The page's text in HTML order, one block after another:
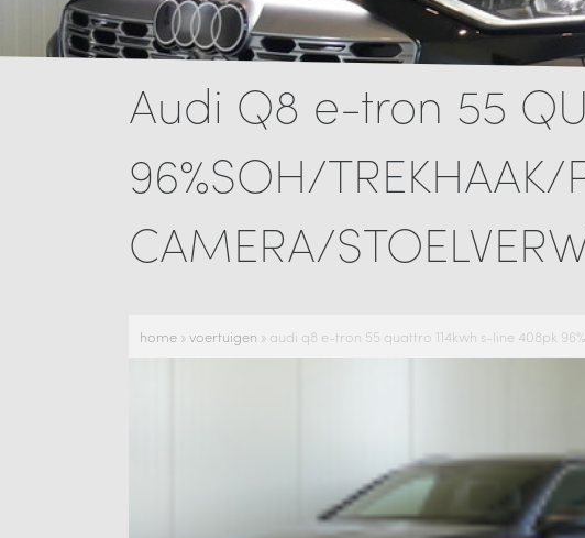
Audi Q8 e-tron 55
96%SOH/
CAMERA/
home » voertuigen » audi q8 e-tron 55 quattro 114kwh s-line 408pk